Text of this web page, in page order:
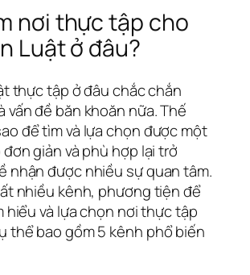
nơi thực tập cho
Luật ở đâu?
thực tập ở đâu chắc chắn
vấn đề băn khoăn nữa. Thế
để tìm và lựa chọn được một
giản và phù hợp lại trở
nhận được nhiều sự quan tâm.
nhiều kênh, phương tiện để
hiểu và lựa chọn nơi thực tập
thể bao gồm 5 kênh phổ biến